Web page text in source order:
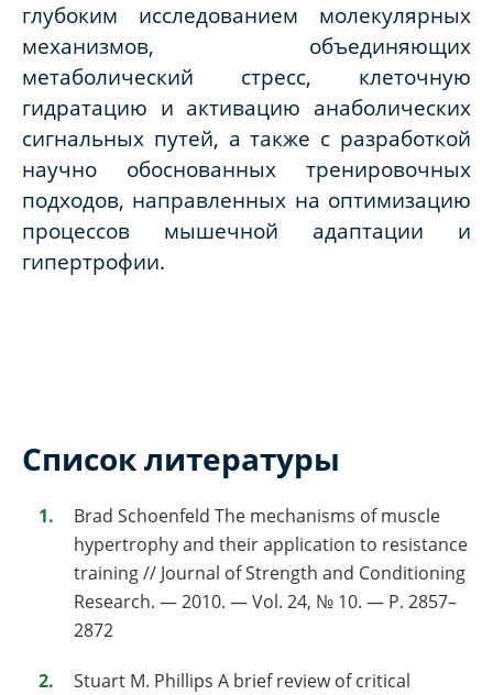
глубоким исследованием молекулярных
механизмов, объединяющих
метаболический стресс, клеточную
гидратацию и активацию анаболических
сигнальных путей, а также с разработкой
научно обоснованных тренировочных
подходов, направленных на оптимизацию
процессов мышечной адаптации и
гипертрофии.
Список литературы
Brad Schoenfeld The mechanisms of muscle
hypertrophy and their application to resistance
training // Journal of Strength and Conditioning
Research. — 2010. — Vol. 24, № 10. — P. 2857–
2872
Stuart M. Phillips A brief review of critical